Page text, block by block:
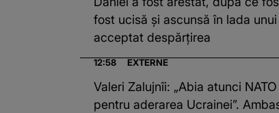
fost ucisă și ascunsă în lada
acceptat despărțirea
12:58 EXTERNE
Valeri Zalujnîi: „Abia atunci
pentru aderarea Ucrainei”.